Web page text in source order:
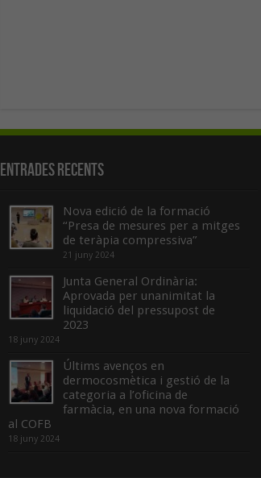
Entrades recents
Nova edició de la formació
“Presa de mesures per a mitges
de teràpia compressiva”
21 juny 2024
Junta General Ordinària:
Aprovada per unanimitat la
liquidació del pressupost de
2023
18 juny 2024
Últims avenços en
dermocosmètica i gestió de la
categoria a l’oficina de
farmàcia, en una nova formació
al COFB
18 juny 2024